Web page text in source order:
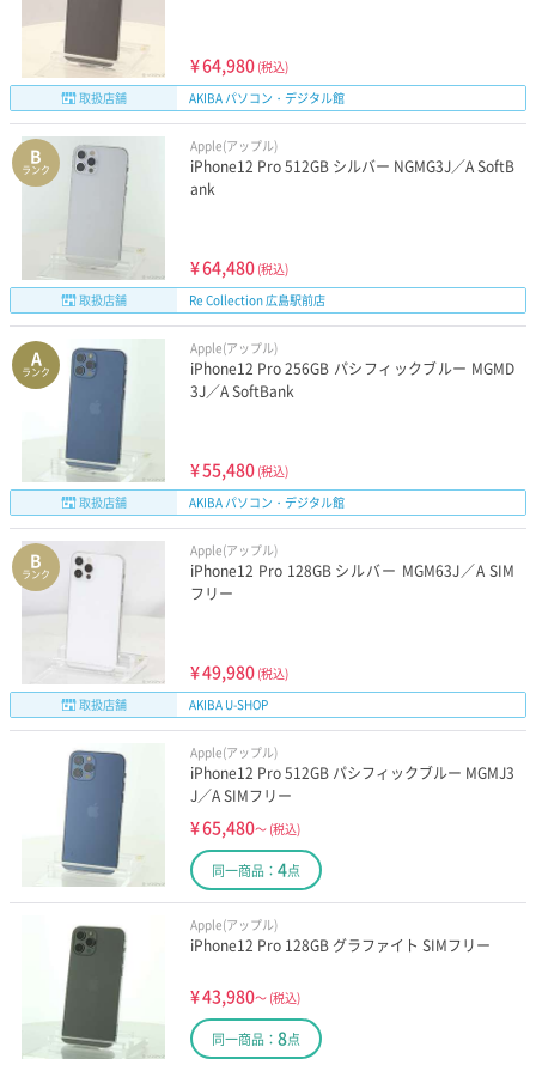
¥64,980 (税込)
取扱店舗
AKIBA パソコン・デジタル館
B
ランク
Apple(アップル)
iPhone12 Pro 512GB シルバー NGMG3J／A SoftB
ank
¥64,480 (税込)
取扱店舗
Re Collection 広島駅前店
A
ランク
Apple(アップル)
iPhone12 Pro 256GB パシフィックブルー MGMD
3J／A SoftBank
¥55,480 (税込)
取扱店舗
AKIBA パソコン・デジタル館
B
ランク
Apple(アップル)
iPhone12 Pro 128GB シルバー MGM63J／A SIM
フリー
¥49,980 (税込)
取扱店舗
AKIBA U-SHOP
Apple(アップル)
iPhone12 Pro 512GB パシフィックブルー MGMJ3
J／A SIMフリー
¥65,480～ (税込)
同一商品： 4点
Apple(アップル)
iPhone12 Pro 128GB グラファイト SIMフリー
¥43,980～ (税込)
同一商品： 8点